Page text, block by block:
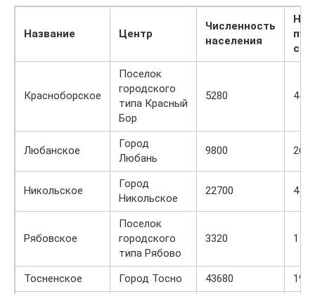
Название Центр
Численность
населения
Красноборское
Поселок
городского
типа Красный
Бор
5280 4
Любанское
Город
Любань
9800 26
Никольское
Город
Никольское
22700 4
Рябовское
Поселок
городского
типа Рябово
3320 1
Тосненское Город Тосно 43680 19